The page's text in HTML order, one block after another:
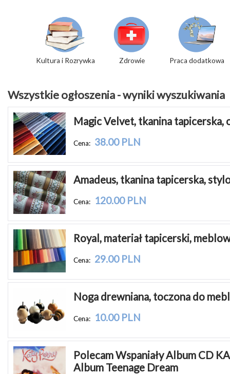
Kultura i Rozrywka Zdrowie Praca dodatkowa
Wszystkie ogłoszenia - wyniki wyszukiwania
Magic Velvet, tkanina tapicerska,
Cena: 38.00 PLN
Amadeus, tkanina tapicerska,
Cena: 120.00 PLN
Royal, materiał tapicerski,
Cena: 29.00 PLN
Noga drewniana, toczona do
Cena: 10.00 PLN
Polecam Wspaniały Album CD
Album Teenage Dream